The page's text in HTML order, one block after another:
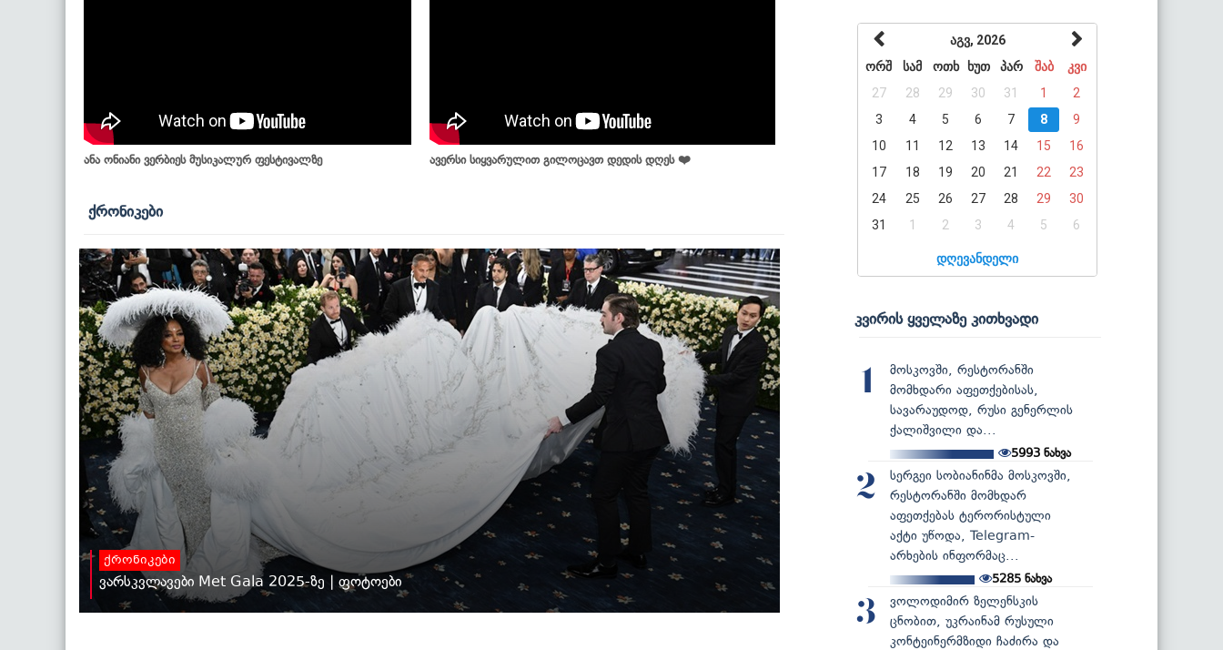
ანა ონიანი ვერბიეს მუსიკალურ ფესტივალზე ავერსი სიყვარულით გილოცავთ დედის დღეს ❤️
ქრონიკები
ქრონიკები
ვარსკვლავები Met Gala 2025-ზე | ფოტოები
აგვ, 2026
ორშ
სამ ოთხ ხუთ პარ შაბ
კვი
27
28 29 30 31 1
2
3
4 5 6 7 8
9
10
11 12 13 14 15
16
17
18 19 20 21 22
23
24
25 26 27 28 29
30
31
1 2 3 4 5 6
დღევანდელი
კვირის ყველაზე კითხვადი
1
მოსკოვში, რესტორანში
მომხდარი აფეთქებისას,
სავარაუდოდ, რუსი გენერლის
ქალიშვილი და...
5993 ნახვა
2
სერგეი სობიანინმა მოსკოვში,
რესტორანში მომხდარ
აფეთქებას ტერორისტული
აქტი უწოდა, Telegram-
არხების ინფორმაც...
5285 ნახვა
3
ვოლოდიმირ ზელენსკის
ცნობით, უკრაინამ რუსული
კონტეინერმზიდი ჩაძირა და